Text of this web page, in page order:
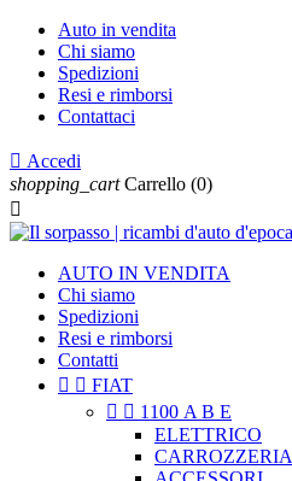
Auto in vendita
Chi siamo
Spedizioni
Resi e rimborsi
Contattaci
 Accedi
shopping_cart Carrello (0)

AUTO IN VENDITA
Chi siamo
Spedizioni
Resi e rimborsi
Contatti
  FIAT
  1100 A B E
ELETTRICO
CARROZZERIA